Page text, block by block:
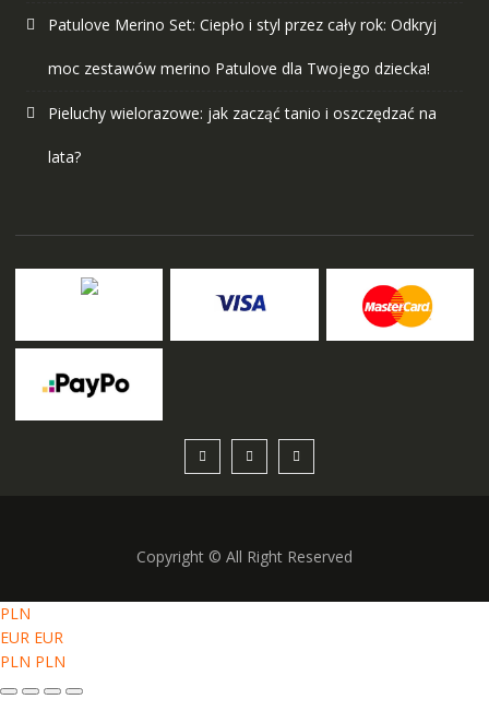
Patulove Merino Set: Ciepło i styl przez cały rok: Odkryj
moc zestawów merino Patulove dla Twojego dziecka!
Pieluchy wielorazowe: jak zacząć tanio i oszczędzać na
lata?
Copyright © All Right Reserved
PLN
EUR EUR
PLN PLN